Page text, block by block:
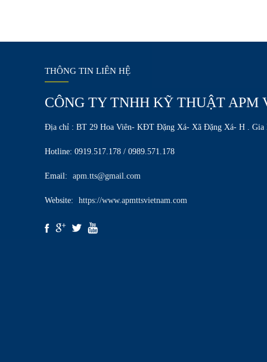
THÔNG TIN LIÊN HỆ
CÔNG TY TNHH KỸ THUẬT APM
Địa chỉ : BT 29 Hoa Viên- KĐT Đặng Xá- Xã Đặng Xá- H . Gia
Hotline: 0919.517.178 / 0989.571.178
Email: apm.tts@gmail.com
Website: https://www.apmttsvietnam.com